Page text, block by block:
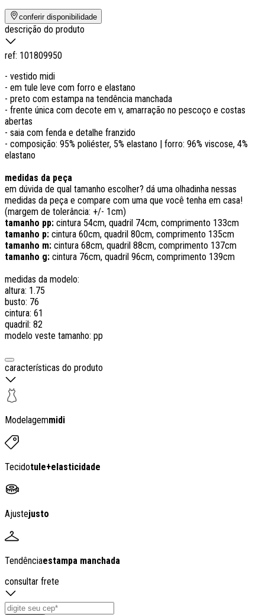
conferir disponibilidade
descrição do produto
ref: 101809950
- vestido midi
- em tule leve com forro e elastano
- preto com estampa na tendência manchada
- frente única com decote em v, amarração no pescoço e costas
abertas
- saia com fenda e detalhe franzido
- composição: 95% poliéster, 5% elastano | forro: 96% viscose, 4%
elastano
medidas da peça
em dúvida de qual tamanho escolher? dá uma olhadinha nessas
medidas da peça e compare com uma que você tenha em casa!
(margem de tolerância: +/- 1cm)
tamanho pp: cintura 54cm, quadril 74cm, comprimento 133cm
tamanho p: cintura 60cm, quadril 80cm, comprimento 135cm
tamanho m: cintura 68cm, quadril 88cm, comprimento 137cm
tamanho g: cintura 76cm, quadril 96cm, comprimento 139cm
medidas da modelo:
altura: 1.75
busto: 76
cintura: 61
quadril: 82
modelo veste tamanho: pp
características do produto
Modelagemmidi
Tecidotule+elasticidade
Ajustejusto
Tendênciaestampa manchada
consultar frete